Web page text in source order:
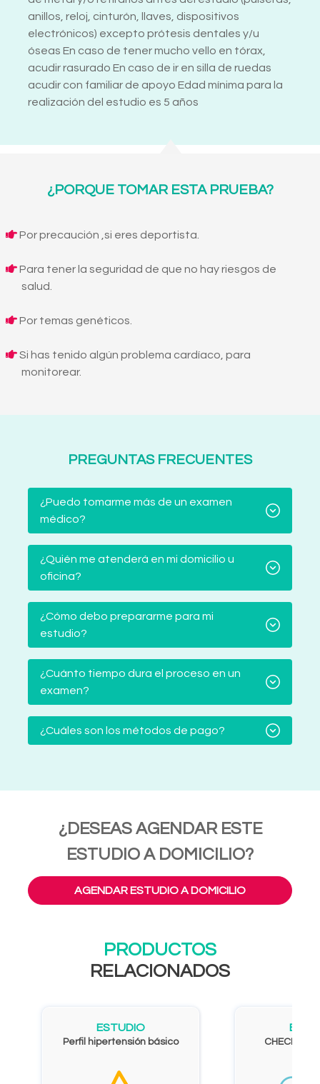
anillos, reloj, cinturón, llaves, dispositivos
electrónicos) excepto prótesis dentales y/u
óseas En caso de tener mucho vello en tórax,
acudir rasurado En caso de ir en silla de ruedas
acudir con familiar de apoyo Edad mínima para la
realización del estudio es 5 años
¿PORQUE TOMAR ESTA PRUEBA?
Por precaución ,si eres deportista.
Para tener la seguridad de que no hay riesgos de
salud.
Por temas genéticos.
Si has tenido algún problema cardíaco, para
monitorear.
PREGUNTAS FRECUENTES
¿Puedo tomarme más de un examen
médico?
¿Quién me atenderá en mi domicilio u
oficina?
¿Cómo debo prepararme para mi
estudio?
¿Cuánto tiempo dura el proceso en un
examen?
¿Cuáles son los métodos de pago?
¿DESEAS AGENDAR ESTE
ESTUDIO A DOMICILIO?
AGENDAR ESTUDIO A DOMICILIO
PRODUCTOS
RELACIONADOS
ESTUDIO
Perfil hipertensión básico CHECK UP